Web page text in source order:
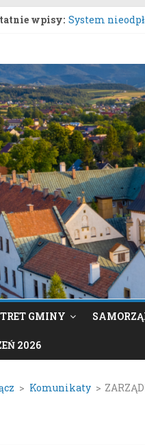
wpisy: System
Konkurs „Moc
Rozpoczęcie
Stary Sącz –
GMINY
2026
> Komunikaty >